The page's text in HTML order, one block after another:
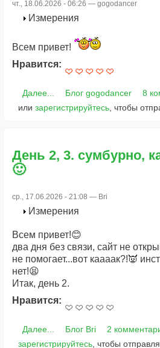
чт., 18.06.2026 - 06:26 — gogodancer
Измерения
Всем привет!
Нравится:
Далее... Блог gogodancer 8
или зарегистрируйтесь , чтобы
День 2, 3. сумбурно,
🙂
ср., 17.06.2026 - 21:08 — Bri
Измерения
Всем привет!😊
два дня без связи, сайт не
не помогает...вот каааак?!👿
нет!😫
Итак, день 2.
Нравится:
Далее... Блог Bri 2
зарегистрируйтесь , чтобы